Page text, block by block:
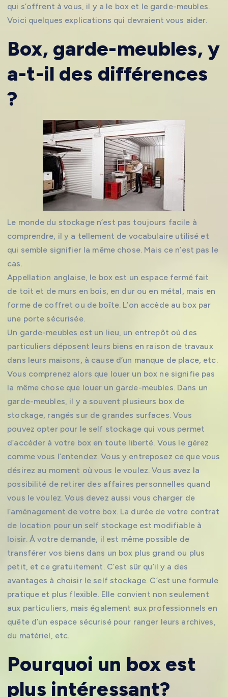
qui s’offrent à vous, il y a le box et le garde-meubles.
Voici quelques explications qui devraient vous aider.
Box, garde-meubles, y
a-t-il des différences
?
Le monde du stockage n’est pas toujours facile à
comprendre, il y a tellement de vocabulaire utilisé et
qui semble signifier la même chose. Mais ce n’est pas le
cas.
Appellation anglaise, le box est un espace fermé fait
de toit et de murs en bois, en dur ou en métal, mais en
forme de coffret ou de boîte. L’on accède au box par
une porte sécurisée.
Un garde-meubles est un lieu, un entrepôt où des
particuliers déposent leurs biens en raison de travaux
dans leurs maisons, à cause d’un manque de place, etc.
Vous comprenez alors que louer un box ne signifie pas
la même chose que louer un garde-meubles. Dans un
garde-meubles, il y a souvent plusieurs box de
stockage, rangés sur de grandes surfaces. Vous
pouvez opter pour le self stockage qui vous permet
d’accéder à votre box en toute liberté. Vous le gérez
comme vous l’entendez. Vous y entreposez ce que vous
désirez au moment où vous le voulez. Vous avez la
possibilité de retirer des affaires personnelles quand
vous le voulez. Vous devez aussi vous charger de
l’aménagement de votre box. La durée de votre contrat
de location pour un self stockage est modifiable à
loisir. À votre demande, il est même possible de
transférer vos biens dans un box plus grand ou plus
petit, et ce gratuitement. C’est sûr qu’il y a des
avantages à choisir le self stockage. C’est une formule
pratique et plus flexible. Elle convient non seulement
aux particuliers, mais également aux professionnels en
quête d’un espace sécurisé pour ranger leurs archives,
du matériel, etc.
Pourquoi un box est
plus intéressant?